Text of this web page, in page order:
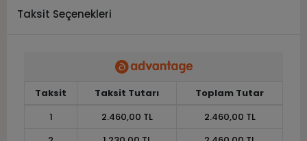
Taksit Seçenekleri
Taksit Taksit Tutarı
Toplam Tutar
1
2.460,00 TL
2.460,00 TL